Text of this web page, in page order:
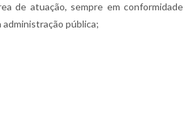
de atuação, sempre em conformidade
administração pública;